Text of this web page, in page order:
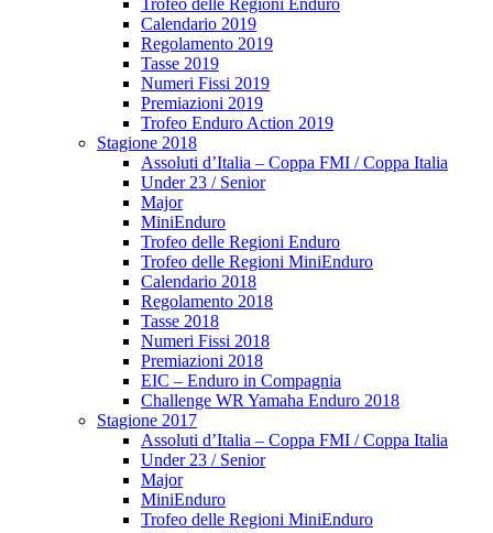
Calendario 2019
Regolamento 2019
Tasse 2019
Numeri Fissi 2019
Premiazioni 2019
Trofeo Enduro Action 2019
Stagione 2018
Assoluti d’Italia – Coppa FMI / Coppa Italia
Under 23 / Senior
Major
MiniEnduro
Trofeo delle Regioni Enduro
Trofeo delle Regioni MiniEnduro
Calendario 2018
Regolamento 2018
Tasse 2018
Numeri Fissi 2018
Premiazioni 2018
EIC – Enduro in Compagnia
Challenge WR Yamaha Enduro 2018
Stagione 2017
Assoluti d’Italia – Coppa FMI / Coppa Italia
Under 23 / Senior
Major
MiniEnduro
Trofeo delle Regioni MiniEnduro